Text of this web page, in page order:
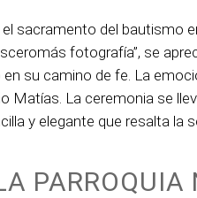
sacramento del bautismo
fotografía”, se
su camino de fe. La
La ceremonia se
y elegante que resalta la
PARROQUIA